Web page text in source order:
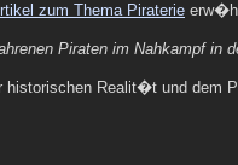
zum Thema Piraterie
Piraten im Nahkampf
historischen Realit�t und